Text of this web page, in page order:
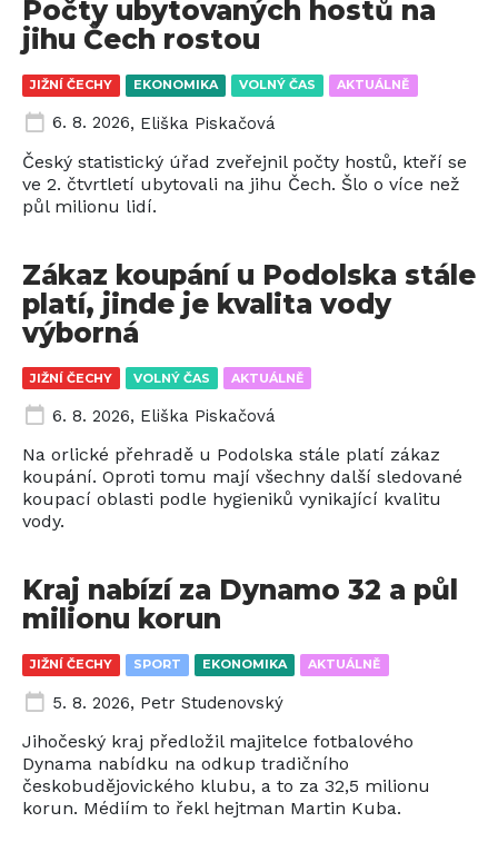
JIŽNÍ ČECHY EKONOMIKA VOLNÝ ČAS AKTUÁLNĚ
Počty ubytovaných hostů na
jihu Čech rostou
6. 8. 2026, Eliška Piskačová
Český statistický úřad zveřejnil počty hostů, kteří se
ve 2. čtvrtletí ubytovali na jihu Čech. Šlo o více než
půl milionu lidí.
JIŽNÍ ČECHY VOLNÝ ČAS AKTUÁLNĚ
Zákaz koupání u Podolska stále
platí, jinde je kvalita vody
výborná
6. 8. 2026, Eliška Piskačová
Na orlické přehradě u Podolska stále platí zákaz
koupání. Oproti tomu mají všechny další sledované
koupací oblasti podle hygieniků vynikající kvalitu
vody.
JIŽNÍ ČECHY SPORT EKONOMIKA AKTUÁLNĚ
Kraj nabízí za Dynamo 32 a půl
milionu korun
5. 8. 2026, Petr Studenovský
Jihočeský kraj předložil majitelce fotbalového
Dynama nabídku na odkup tradičního
českobudějovického klubu, a to za 32,5 milionu
korun. Médiím to řekl hejtman Martin Kuba.